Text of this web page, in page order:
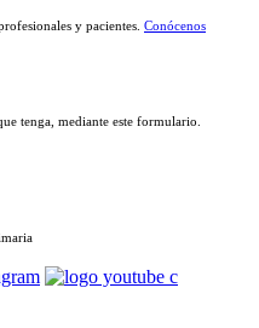
y pacientes. Conócenos
tenga, mediante este formulario.